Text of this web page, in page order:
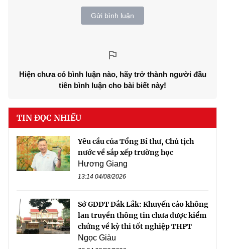
Gửi bình luận
Hiện chưa có bình luận nào, hãy trở thành người đầu
tiên bình luận cho bài biết này!
TIN ĐỌC NHIỀU
Yêu cầu của Tổng Bí thư, Chủ tịch
nước về sắp xếp trường học
Hương Giang
13:14 04/08/2026
Sở GDĐT Đắk Lắk: Khuyến cáo không
lan truyền thông tin chưa được kiểm
chứng về kỳ thi tốt nghiệp THPT
Ngọc Giàu